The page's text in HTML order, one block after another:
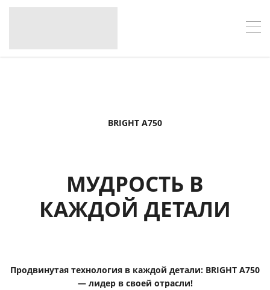
BRIGHT A750
МУДРОСТЬ В
КАЖДОЙ ДЕТАЛИ
Продвинутая технология в каждой детали: BRIGHT A750
— лидер в своей отрасли!